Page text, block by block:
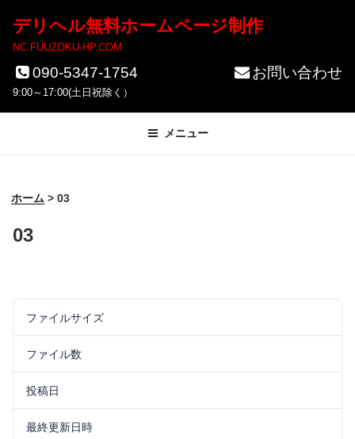
ツ
デリヘル無料ホームページ制作
NC.FUUZOKU-HP.COM
090-5347-1754
9:00～17:00(土日祝除く）
お問い合わせ
メニュー
ホーム > 03
03
ファイルサイズ
ファイル数
投稿日
最終更新日時